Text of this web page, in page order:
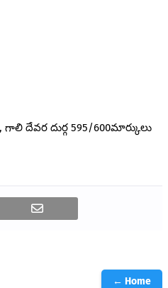
దేవర దుర్గ 595/600మార్కులు
← Home